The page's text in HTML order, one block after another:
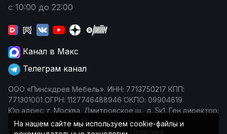
с 10:00 до 22:00
Канал в Макс
Телеграм канал
ООО «Пинскдрев Мебель». ИНН: 7713750217 КПП:
771301001 ОГРН: 1127746488946 ОКПО: 09904619
Юр.адрес: г. Москва, Дмитровское ш., д. 5к1. Ген.директор:
Чеповецкий Леонид Юрьевич
Пользовательское соглашение
Политика
На нашем сайте мы используем cookie-файлы и